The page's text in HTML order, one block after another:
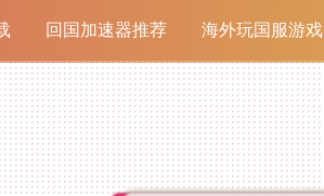
回国加速器推荐 海外玩国服游戏